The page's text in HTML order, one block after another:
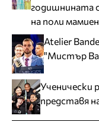
годишнината
на поли мамиен
Atelier
"Мистър
Ученически
представя